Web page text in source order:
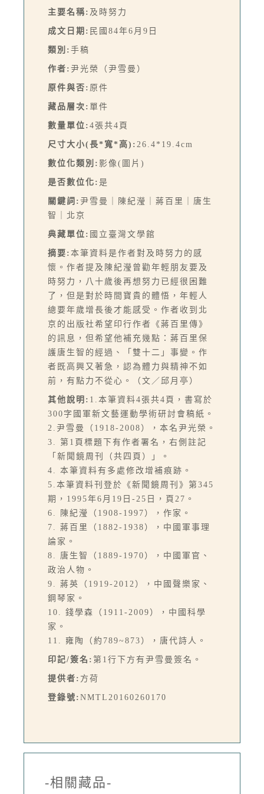
主要名稱: 及時努力
成文日期: 民國84年6月9日
類別: 手稿
作者: 尹光榮（尹雪曼）
原件與否: 原件
藏品層次: 單件
數量單位: 4張共4頁
尺寸大小(長*寬*高): 26.4*19.4cm
數位化類別: 影像(圖片)
是否數位化: 是
關鍵詞: 尹雪曼｜陳紀瀅｜蔣百里｜唐生
智｜北京
典藏單位: 國立臺灣文學館
摘要: 本筆資料是作者對及時努力的感
懷。作者提及陳紀瀅曾勸年輕朋友要及
時努力，八十歲後再想努力已經很困難
了，但是對於時間寶貴的體悟，年輕人
總要年歲增長後才能感受。作者收到北
京的出版社希望印行作者《蔣百里傳》
的訊息，但希望他補充幾點：蔣百里保
護唐生智的經過、「雙十二」事變。作
者既高興又著急，認為體力與精神不如
前，有點力不從心。（文／邱月亭）
其他說明: 1.本筆資料4張共4頁，書寫於
300字國軍新文藝運動學術研討會稿紙。
2.尹雪曼（1918-2008），本名尹光榮。
3. 第1頁標題下有作者署名，右側註記
「新聞鏡周刊（共四頁）」。
4. 本筆資料有多處修改增補痕跡。
5.本筆資料刊登於《新聞鏡周刊》第345
期，1995年6月19日-25日，頁27。
6. 陳紀瀅（1908-1997），作家。
7. 蔣百里（1882-1938），中國軍事理
論家。
8. 唐生智（1889-1970），中國軍官、
政治人物。
9. 蔣英（1919-2012），中國聲樂家、
鋼琴家。
10. 錢學森（1911-2009），中國科學
家。
11. 雍陶（約789~873），唐代詩人。
印記/簽名: 第1行下方有尹雪曼簽名。
提供者: 方荷
登錄號: NMTL20160260170
-相關藏品-